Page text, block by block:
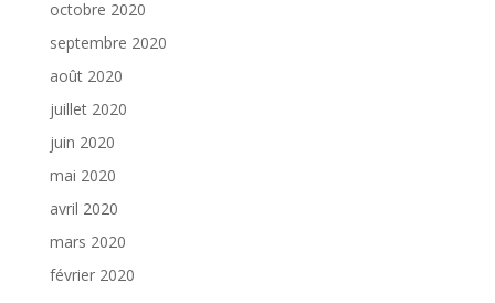
octobre 2020
septembre 2020
août 2020
juillet 2020
juin 2020
mai 2020
avril 2020
mars 2020
février 2020